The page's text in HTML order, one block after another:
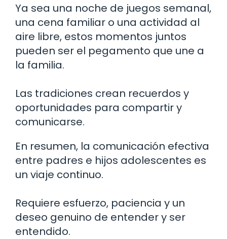
Ya sea una noche de juegos semanal,
una cena familiar o una actividad al
aire libre, estos momentos juntos
pueden ser el pegamento que une a
la familia.
Las tradiciones crean recuerdos y
oportunidades para compartir y
comunicarse.
En resumen, la comunicación efectiva
entre padres e hijos adolescentes es
un viaje continuo.
Requiere esfuerzo, paciencia y un
deseo genuino de entender y ser
entendido.